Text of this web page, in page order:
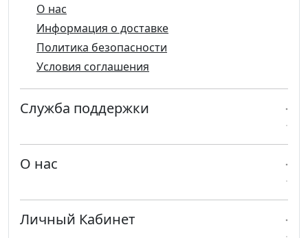
О нас
Информация о доставке
Политика безопасности
Условия соглашения
Служба поддержки
О нас
Личный Кабинет